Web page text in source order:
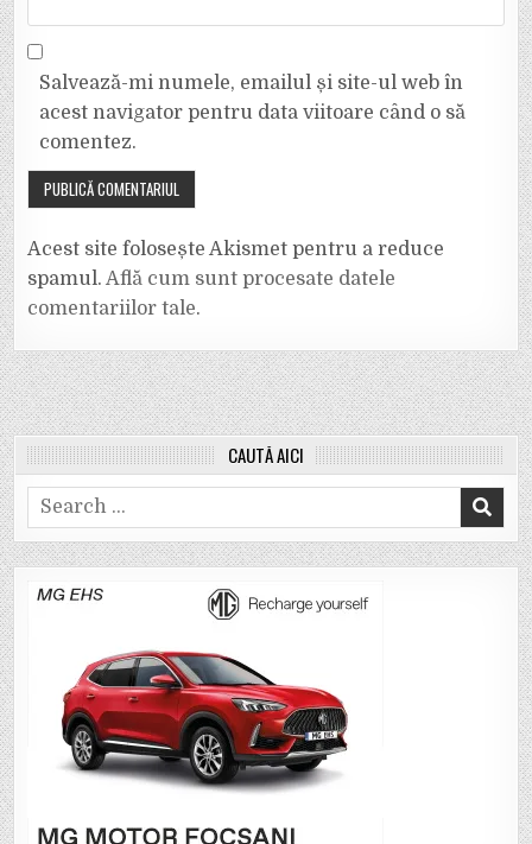
Salvează-mi numele, emailul și site-ul web în
acest navigator pentru data viitoare când o să
comentez.
Acest site folosește Akismet pentru a reduce
spamul. Află cum sunt procesate datele
comentariilor tale.
CAUTĂ AICI
Search
for: